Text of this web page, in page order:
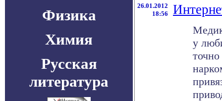
Физика
Химия
Русская
литература
26.01.2012
18:56
у